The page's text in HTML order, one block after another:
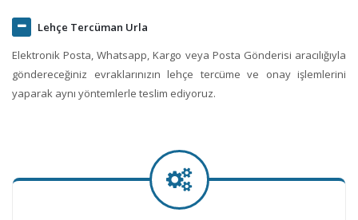
Lehçe Tercüman Urla
Elektronik Posta, Whatsapp, Kargo veya Posta Gönderisi aracılığıyla
göndereceğiniz evraklarınızın lehçe tercüme ve onay işlemlerini
yaparak aynı yöntemlerle teslim ediyoruz.